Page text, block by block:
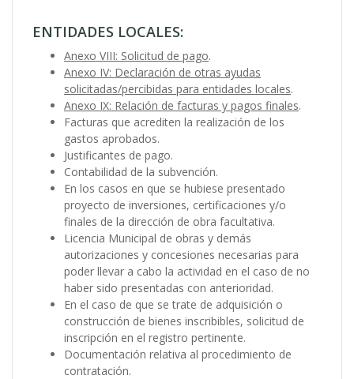
ENTIDADES LOCALES:
Anexo VIII: Solicitud de pago.
Anexo IV: Declaración de otras ayudas
solicitadas/percibidas para entidades locales.
Anexo IX: Relación de facturas y pagos finales.
Facturas que acrediten la realización de los
gastos aprobados.
Justificantes de pago.
Contabilidad de la subvención.
En los casos en que se hubiese presentado
proyecto de inversiones, certificaciones y/o
finales de la dirección de obra facultativa.
Licencia Municipal de obras y demás
autorizaciones y concesiones necesarias para
poder llevar a cabo la actividad en el caso de no
haber sido presentadas con anterioridad.
En el caso de que se trate de adquisición o
construcción de bienes inscribibles, solicitud de
inscripción en el registro pertinente.
Documentación relativa al procedimiento de
contratación.